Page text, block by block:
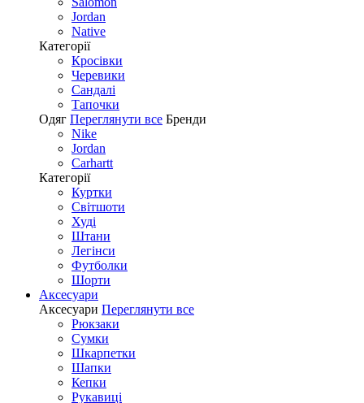
Jordan
Native
Категорії
Кросівки
Черевики
Сандалі
Tапочки
Одяг Переглянути все Бренди
Nike
Jordan
Carhartt
Категорії
Куртки
Світшоти
Худі
Штани
Легінси
Футболки
Шорти
Аксесуари
Аксесуари Переглянути все
Рюкзаки
Сумки
Шкарпетки
Шапки
Кепки
Рукавиці